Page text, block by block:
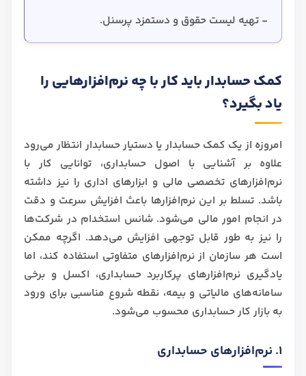
- تهیه لیست حقوق و دستمزد پرسنل.
کمک حسابدار باید کار با چه نرم‌افزارهایی را
یاد بگیرد؟
امروزه از یک کمک حسابدار یا دستیار حسابدار انتظار می‌رود
علاوه بر آشنایی با اصول حسابداری، توانایی کار با
نرم‌افزارهای تخصصی مالی و ابزارهای اداری را نیز داشته
باشد. تسلط بر این نرم‌افزارها باعث افزایش سرعت و دقت
در انجام امور مالی می‌شود. شانس استخدام در شرکت‌ها
را نیز به طور قابل توجهی افزایش می‌دهد. اگرچه ممکن
است هر سازمان از نرم‌افزارهای متفاوتی استفاده کند، اما
یادگیری نرم‌افزارهای پرکاربرد حسابداری، اکسل و برخی
سامانه‌های مالیاتی و بیمه، نقطه شروع مناسبی برای ورود
به بازار کار حسابداری محسوب می‌شود.
1. نرم‌افزارهای حسابداری